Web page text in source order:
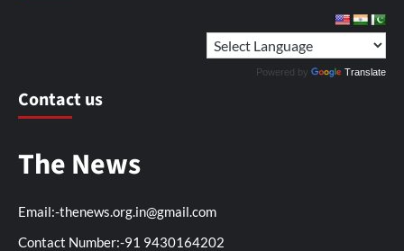
Powered by Translate
Contact us
The News
Email:-thenews.org.in@gmail.com
Contact Number:-91 9430164202